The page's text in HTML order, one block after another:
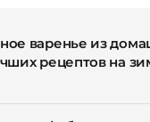
варенье из
рецептов на